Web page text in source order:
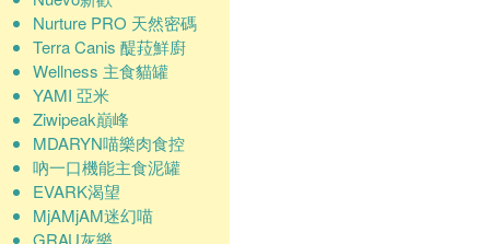
Nurture PRO 天然密碼
Terra Canis 醍菈鮮廚
Wellness 主食貓罐
YAMI 亞米
Ziwipeak巔峰
MDARYN喵樂肉食控
吶一口機能主食泥罐
EVARK渴望
MjAMjAM迷幻喵
GRAU灰樂